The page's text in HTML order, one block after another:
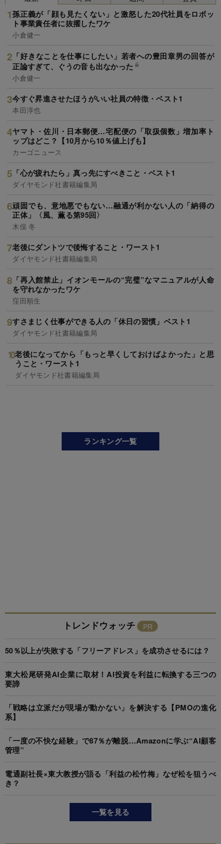
孫正義が「顔も見たくない」と激怒した20代社員をロボッ
ト事業責任者に抜擢したワケ
小倉健一
「好きなことを仕事にしたい」若者への豊田章男の回答が
正論すぎて、ぐうの音も出なかった
小倉健一
今すぐ昇進させたほうがいい社員の特徴・ベスト1
本田淳也
ヤマト・佐川・日本郵便…宅配便の「取扱個数」増加率ト
ップはどこ？【10月から10％値上げも】
カーゴニュース
「心が疲れたら」真っ先にすべきこと・ベスト1
ダイヤモンド社書籍編集局
頑固でも、意地悪でもない…融通が利かない人の「納得の
正体」〈風、薫る第95回〉
木俣 冬
老後にダントツで後悔すること・ワースト1
ダイヤモンド社書籍編集局
「再入館禁止」イオンモールの“完璧”なマニュアルが人命
を守れなかったワケ
窪田順生
すさまじく仕事ができる人の「休日の習慣」ベスト1
ダイヤモンド社書籍編集局
老後になってから「もっと早くしておけばよかった」と思
うこと・ワースト1
ダイヤモンド社書籍編集局
ランキング一覧
トレンドウォッチ
50％以上が失敗する「フリーアドレス」を成功させるには？
東大松尾研発AI企業に取材！AI投資を利益に転換する三つの
要諦
「戦略は立派だが現場が動かない」を解決する【PMOの進化
系】
「一度の不快な経験」で87％が離脱…Amazonに学ぶ“AI顧客
管理”
電通副社長×東大教授が語る「利益の松竹梅」なぜ松を狙うべ
き？
一覧を見る